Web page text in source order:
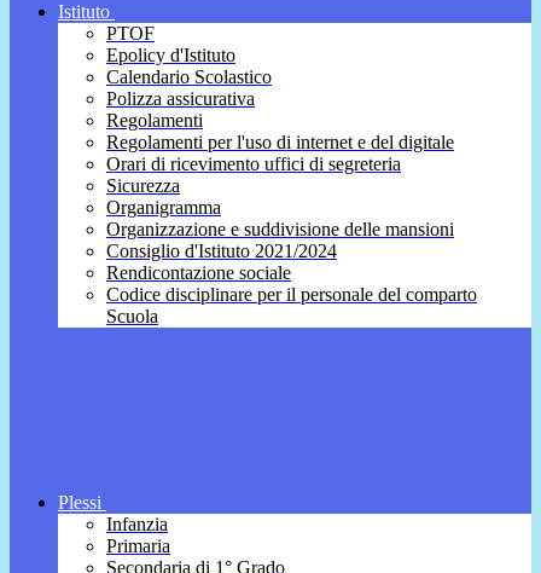
Istituto
PTOF
Epolicy d'Istituto
Calendario Scolastico
Polizza assicurativa
Regolamenti
Regolamenti per l'uso di internet e del digitale
Orari di ricevimento uffici di segreteria
Sicurezza
Organigramma
Organizzazione e suddivisione delle mansioni
Consiglio d'Istituto 2021/2024
Rendicontazione sociale
Codice disciplinare per il personale del comparto
Scuola
Plessi
Infanzia
Primaria
Secondaria di 1° Grado